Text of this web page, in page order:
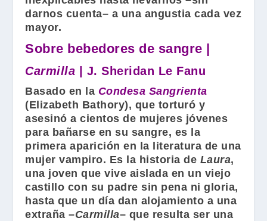
darnos cuenta– a una angustia cada vez
mayor.
Sobre bebedores de sangre |
Carmilla | J. Sheridan Le Fanu
Basado en la Condesa Sangrienta
(Elizabeth Bathory), que torturó y
asesinó a cientos de mujeres jóvenes
para bañarse en su sangre, es la
primera aparición en la literatura de una
mujer vampiro. Es la historia de Laura,
una joven que vive aislada en un viejo
castillo con su padre sin pena ni gloria,
hasta que un día dan alojamiento a una
extraña –Carmilla– que resulta ser una